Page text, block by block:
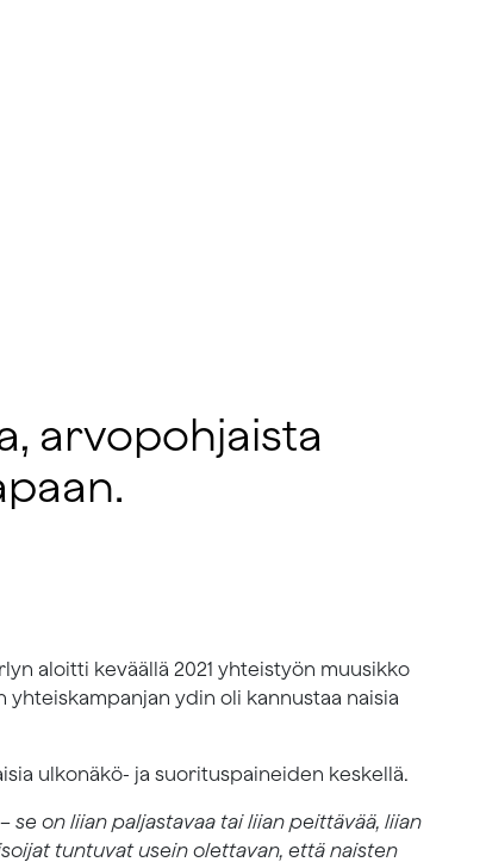
arvopohjaista
aloitti keväällä 2021 yhteistyön muusikko
yhteiskampanjan ydin oli kannustaa naisia
ulkonäkö- ja suorituspaineiden keskellä.
se on liian paljastavaa tai liian peittävää, liian
tuntuvat usein olettavan, että naisten